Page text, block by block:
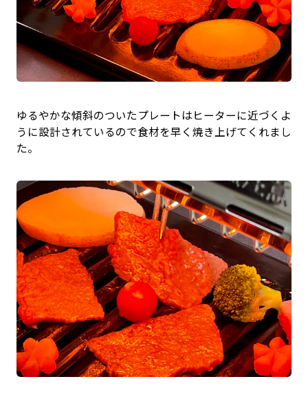
ゆるやかな傾斜のついたプレートはヒーターに近づくよ
うに設計されているので食材を早く焼き上げてくれまし
た。